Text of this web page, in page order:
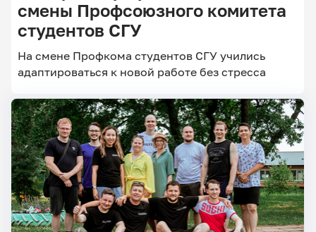
Главные
смены Профсоюзного комитета
студентов СГУ
На смене Профкома студентов СГУ учились
адаптироваться к новой работе без стресса